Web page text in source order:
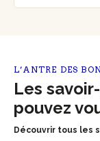
L’ANTRE DES
Les
pouvez
Découvrir tous les